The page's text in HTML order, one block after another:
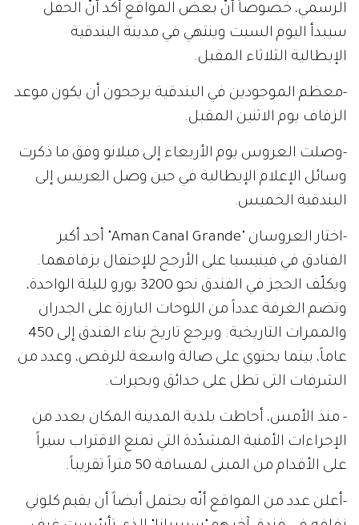
الرسمي، خصوصاً أنّ بعض المواقع أكّد أنّ الحفل
سيبدأ اليوم السبت وينتهي في مدينة البندقية
الإيطالية الثلاثاء المقبل.
-معظم الموجودين في البندقية يرجحون أن يكون موعد
الزفاف يوم الاثنين المقبل.
-وصلت العروس يوم الأربعاء إلى ميلانو وفق ما ذكرت
وسائل الإعلام الإيطالية في حين وصل العريس إلى
البندقية الخميس.
-اختار العروسان "Aman Canal Grande" أحد أكبر
الفنادق في فينيسيا على الأرجح للإحتفال بزفافهما.
ويكلّف الحجز في الفندق نحو 3200 يورو لليلة الواحدة،
وتضم الغرفة عدداً من اللوحات البارزة على الجدران
والممرات التاريخية. ويرجع تاريخ بناء الفندق إلى 450
عاماً، بينما يحتوي على صالة واسعة للرقص، وعدد من
الشرفات التى تطل على حدائق وبحيرات.
- منذ الأمس، أحاطت بلدية المدينة المكان بعدد من
الإجراءات الأمنية المشدّدة التي تمنع الاقتراب سيراً
على الأقدام من المبنى لمسافة 50 متراً تقريباً.
-أعلن عدد من المواقع أنّه يحتمل أيضاً أن يقيم كلوني